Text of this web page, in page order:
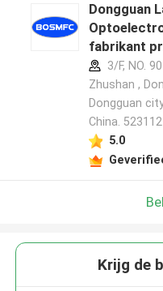
Dongguan
fabrikant
3/F, NO.
Zhushan ,
Dongguan
China.
5.0
Krijg de